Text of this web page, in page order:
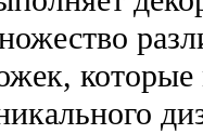
которые